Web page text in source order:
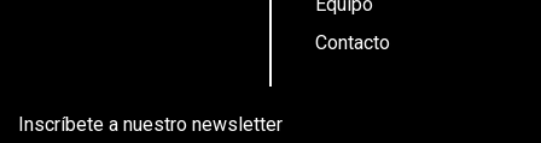
Equipo
Contacto
Inscríbete a nuestro newsletter